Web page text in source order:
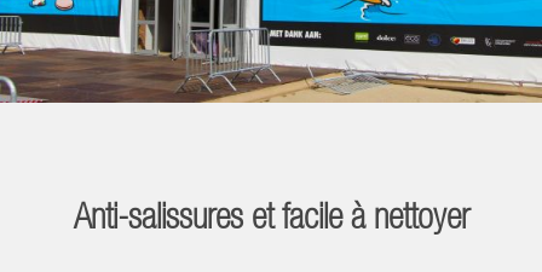
Anti-salissures et facile à nettoyer